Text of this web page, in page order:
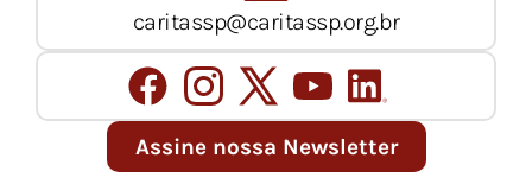
caritassp@caritassp.org.br
Assine nossa Newsletter